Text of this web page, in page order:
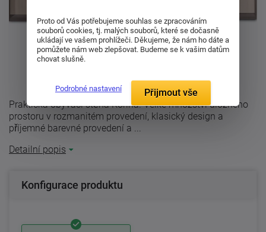
Praktická obývací stěna Korina. Velké množství úložného
prostoru v rozmanitém provedení, klasický design a
příjemné barevné provedení a ...
Detailní popis
Konfigurace produktu
Proto od Vás potřebujeme souhlas se zpracováním
souborů cookies, tj. malých souborů, které se dočasně
ukládají ve vašem prohlížeči. Děkujeme, že nám ho dáte a
pomůžete nám web zlepšovat. Budeme se k vašim datům
chovat slušně.
Podrobné nastavení Přijmout vše